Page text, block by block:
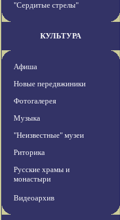
"Сердитые стрелы"
КУЛЬТУРА
Афиша
Новые передвжиники
Фотогалерея
Музыка
"Неизвестные" музеи
Риторика
Русские храмы и
монастыри
Видеоархив